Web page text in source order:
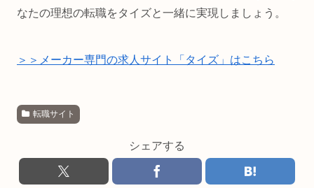
なたの理想の転職をタイズと一緒に実現しましょう。
＞＞メーカー専門の求人サイト「タイズ」はこちら
転職サイト
シェアする